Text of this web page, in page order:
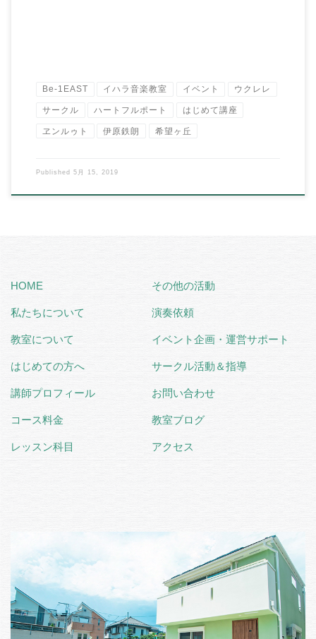
Be-1EAST イハラ音楽教室 イベント ウクレレ
サークル ハートフルポート はじめて講座
ヱンルゥト 伊原鉄朗 希望ヶ丘
Published 5月 15, 2019
HOME
私たちについて
教室について
はじめての方へ
講師プロフィール
コース料金
レッスン科目
その他の活動
演奏依頼
イベント企画・運営サポート
サークル活動＆指導
お問い合わせ
教室ブログ
アクセス